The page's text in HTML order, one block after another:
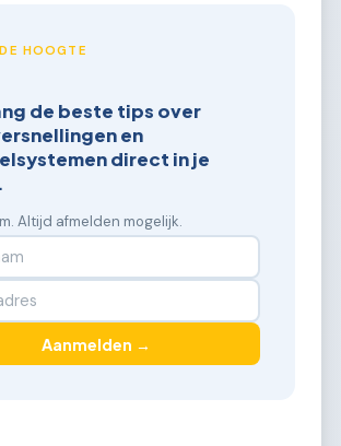
HOOGTE
de beste tips over
en
direct in je
Altijd afmelden mogelijk.
Aanmelden →